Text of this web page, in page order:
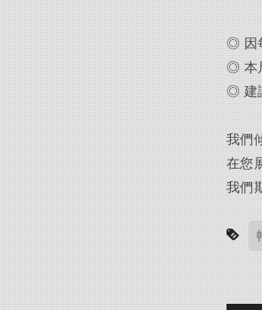
◎ 因
◎ 本
◎ 建
我們
在您
我們